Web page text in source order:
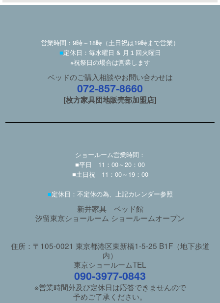
営業時間：9時～18時（土日祝は19時まで営業）
■定休日：毎水曜日 & 月１回火曜日
※祝祭日の場合は営業します
ベッドのご購入相談やお問い合わせは
072-857-8660
[枚方家具団地販売部加盟店]
ショールーム営業時間：
■平日 11：00～20：00
■土日祝 11：00～19：00
■定休日：不定休の為、上記カレンダー参照
新井家具 ベッド館
汐留東京ショールーム ショールームオープン
住所：〒105-0021 東京都港区東新橋1-5-25 B1F（地下歩道
内）
東京ショールームTEL
090-3977-0843
※営業時間外及び定休日は応答できませんので
予めご了承ください。